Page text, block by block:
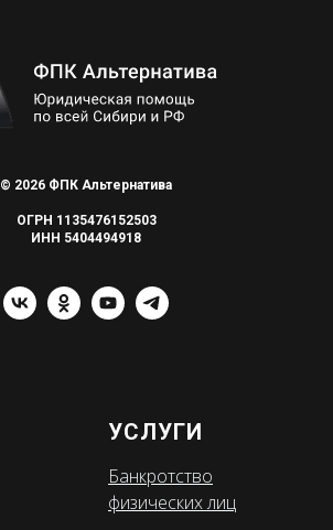
© 2026 ФПК Альтернатива
ОГРН 1135476152503
ИНН 5404494918
УСЛУГИ
Банкротство
физических лиц